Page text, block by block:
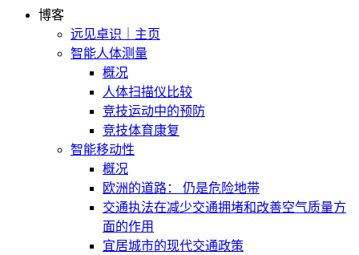
博客
远见卓识｜主页
智能人体测量
概况
人体扫描仪比较
竞技运动中的预防
竞技体育康复
智能移动性
概况
欧洲的道路： 仍是危险地带
交通执法在减少交通拥堵和改善空气质量方
面的作用
宜居城市的现代交通政策